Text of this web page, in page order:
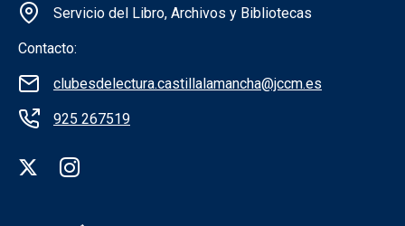
Servicio del Libro, Archivos y Bibliotecas
Contacto:
clubesdelectura.castillalamancha@jccm.es
925 267519
Redes sociales institución